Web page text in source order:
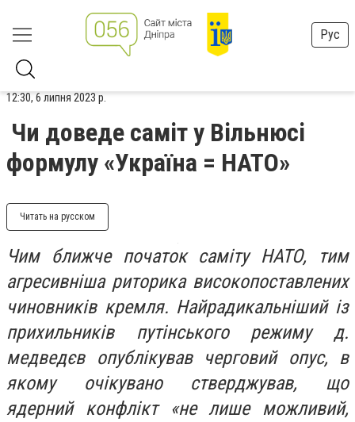
Рус
12:30, 6 липня 2023 р.
Чи доведе саміт у Вільнюсі
формулу «Україна = НАТО»
Читать на русском
Чим ближче початок саміту НАТО, тим
агресивніша риторика високопоставлених
чиновників кремля. Найрадикальніший із
прихильників путінського режиму д.
медведєв опублікував черговий опус, в
якому очікувано стверджував, що
ядерний конфлікт «не лише можливий,